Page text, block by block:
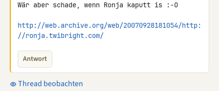
Wär aber schade, wenn Ronja kaputt is :-O
http://web.archive.org/web/20070928181054/http:
//ronja.twibright.com/
Antwort
Thread beobachten